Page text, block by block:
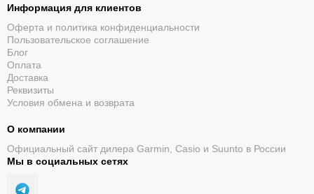
повреждений.
• Прочный корпус из нержавеющей стали
• Браслет из нержавеющей стали. Надежный, прочный
и элегантный: браслет из нержавеющей стали придает
Вашим часам классический вид.
• Предохранительная защелка. Всегда надежно: у этих
часов есть особая безопасная предохранительная
защелка, которая помогает предотвратить случайное
расстегивание ремешка.
Информация для клиентов
Оферта и политика конфиденциальности
Пользовательское соглашение
Блог
Оплата
Доставка
Реквизиты
Условия обмена и возврата
О компании
Официальный сайт дилера Garmin, Casio и Suunto в России
Мы в социальных сетях